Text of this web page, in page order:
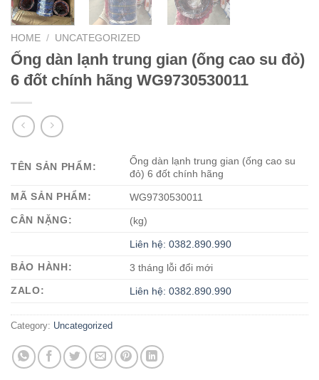
HOME / UNCATEGORIZED
Ống dàn lạnh trung gian (ống cao su đỏ)
6 đốt chính hãng WG9730530011
TÊN SẢN PHẨM:
Ống dàn lạnh trung gian (ống cao su
đỏ) 6 đốt chính hãng
MÃ SẢN PHẨM:
WG9730530011
CÂN NẶNG:
(kg)
Liên hệ: 0382.890.990
BẢO HÀNH:
3 tháng lỗi đổi mới
ZALO:
Liên hệ: 0382.890.990
Category: Uncategorized